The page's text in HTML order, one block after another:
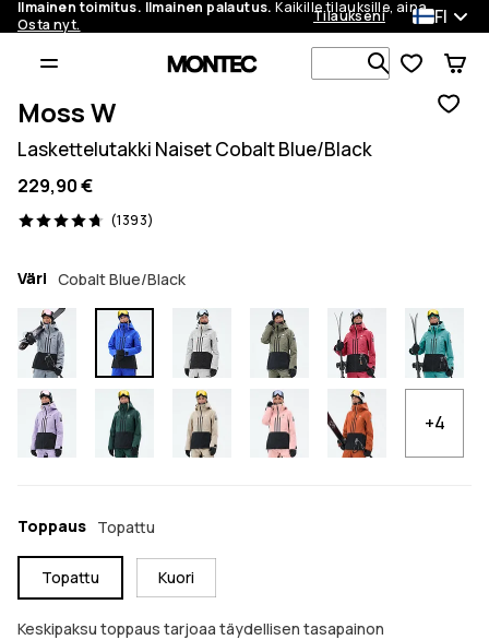
Ilmainen toimitus. Ilmainen palautus. Kaikille tilauksille, aina.
Osta nyt.
Tilaukseni FI
Etsi 1 000+
Moss W
Laskettelutakki Naiset Cobalt Blue/Black
229,90 €
(1393)
1393 arvostelut, 4.7/5
Väri Cobalt Blue/Black
+4
Toppaus Topattu
Topattu Kuori
Keskipaksu toppaus tarjoaa täydellisen tasapainon